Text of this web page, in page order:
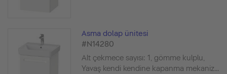
Asma dolap ünitesi
#N14280
Alt çekmece sayısı: 1, gömme kulplu,
Yavaş kendi kendine kapanma mekaniz...